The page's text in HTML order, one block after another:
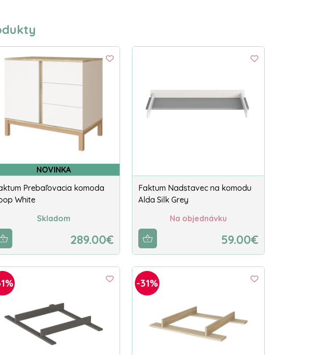
NOVINKA
Prebaľovacia komoda
White
Skladom
289.00€
Faktum Nadstavec na komodu
Alda Silk Grey
Na objednávku
59.00€
-31%